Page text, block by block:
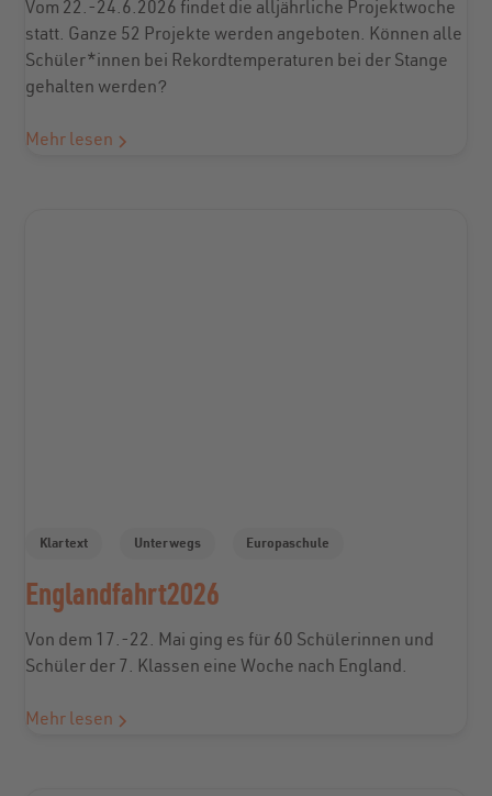
Vom 22.-24.6.2026 findet die alljährliche Projektwoche
statt. Ganze 52 Projekte werden angeboten. Können alle
Schüler*innen bei Rekordtemperaturen bei der Stange
gehalten werden?
Mehr lesen
Klartext Unterwegs Europaschule
Englandfahrt2026
Von dem 17.-22. Mai ging es für 60 Schülerinnen und
Schüler der 7. Klassen eine Woche nach England.
Mehr lesen